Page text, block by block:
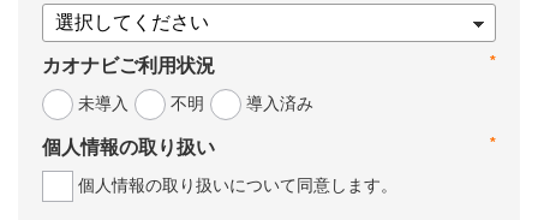
*
カオナビご利用状況
未導入
不明 導入済み
*
個人情報の取り扱い
個人情報の取り扱いについて同意します。